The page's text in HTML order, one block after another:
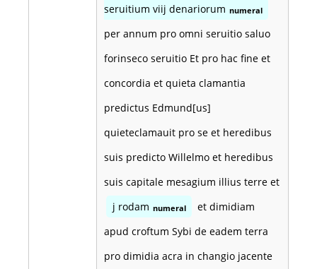
seruitium viij denariorum numeral
per annum pro omni seruitio saluo
forinseco seruitio Et pro hac fine et
concordia et quieta clamantia
predictus Edmund[us]
quieteclamauit pro se et heredibus
suis predicto Willelmo et heredibus
suis capitale mesagium illius terre et
j rodam numeral
et dimidiam
apud croftum Sybi de eadem terra
pro dimidia acra in changio jacente